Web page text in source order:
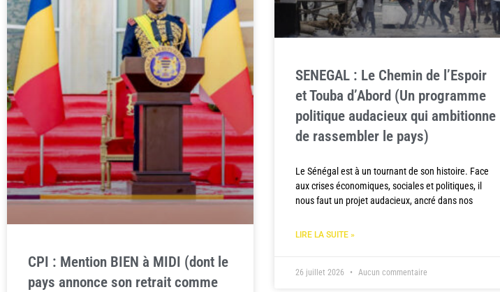
CPI : Mention BIEN à MIDI (dont le
pays annonce son retrait comme
SENEGAL : Le Chemin de l’Espoir
et Touba d’Abord (Un programme
politique audacieux qui ambitionne
de rassembler le pays)
Le Sénégal est à un tournant de son histoire. Face
aux crises économiques, sociales et politiques, il
nous faut un projet audacieux, ancré dans nos
LIRE LA SUITE »
26 juillet 2026 Aucun commentaire